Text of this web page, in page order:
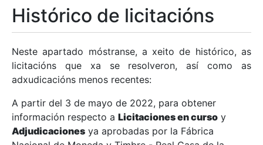
Mostrar/Ocultar
Mostrar/Ocultar
Mostrar/Ocultar
Histórico de licitacións
Neste apartado móstranse, a xeito de histórico, as
licitacións que xa se resolveron, así como as
adxudicacións menos recentes:
A partir del 3 de mayo de 2022, para obtener
información respecto a Licitaciones en curso y
Adjudicaciones ya aprobadas por la Fábrica